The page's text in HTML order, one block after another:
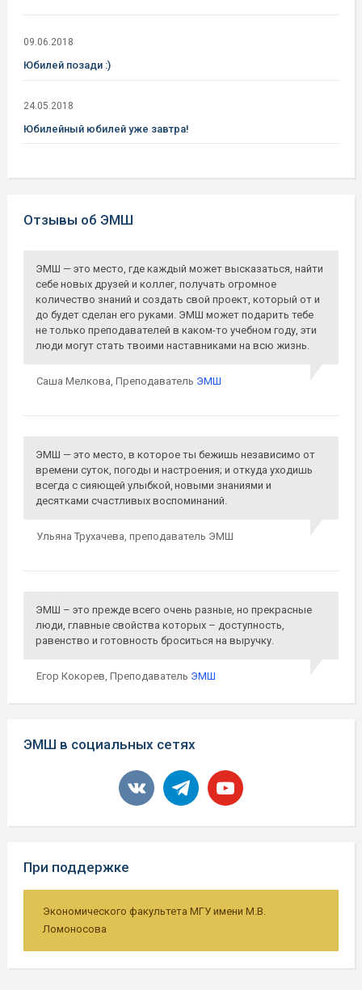
09.06.2018
Юбилей позади :)
24.05.2018
Юбилейный юбилей уже завтра!
Отзывы об ЭМШ
ЭМШ — это место, где каждый может высказаться, найти
себе новых друзей и коллег, получать огромное
количество знаний и создать свой проект, который от и
до будет сделан его руками. ЭМШ может подарить тебе
не только преподавателей в каком-то учебном году, эти
люди могут стать твоими наставниками на всю жизнь.
Саша Мелкова, Преподаватель ЭМШ
ЭМШ — это место, в которое ты бежишь независимо от
времени суток, погоды и настроения; и откуда уходишь
всегда с сияющей улыбкой, новыми знаниями и
десятками счастливых воспоминаний.
Ульяна Трухачева, преподаватель ЭМШ
ЭМШ – это прежде всего очень разные, но прекрасные
люди, главные свойства которых – доступность,
равенство и готовность броситься на выручку.
Егор Кокорев, Преподаватель ЭМШ
ЭМШ в социальных сетях
vkontakte telegram youtube
При поддержке
Экономического факультета МГУ имени М.В.
Ломоносова